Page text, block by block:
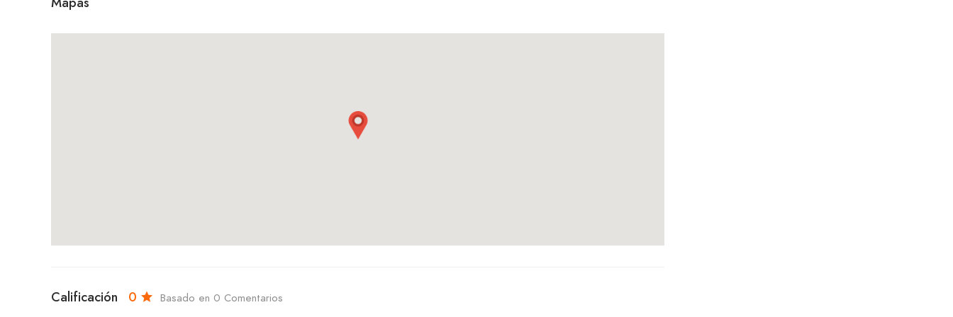
Calificación 0 Basado en 0 Comentarios